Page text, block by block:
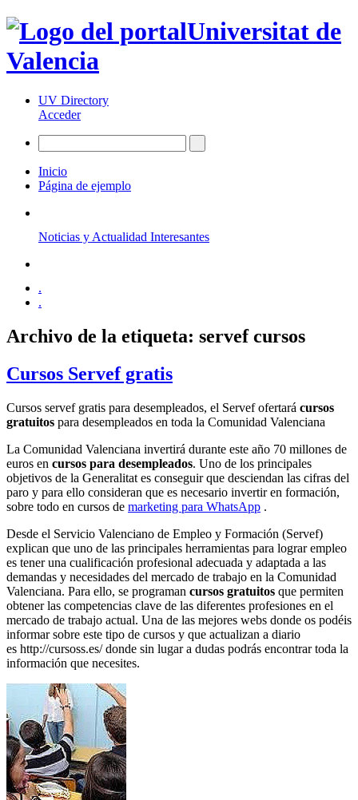
Universitat de
Valencia
UV Directory
Acceder
Inicio
Página de ejemplo
Noticias y Actualidad Interesantes
.
.
Archivo de la etiqueta: servef cursos
Cursos Servef gratis
Cursos servef gratis para desempleados, el Servef ofertará cursos
gratuitos para desempleados en toda la Comunidad Valenciana
La Comunidad Valenciana invertirá durante este año 70 millones de
euros en cursos para desempleados. Uno de los principales
objetivos de la Generalitat es conseguir que desciendan las cifras del
paro y para ello consideran que es necesario invertir en formación,
sobre todo en cursos de marketing para WhatsApp .
Desde el Servicio Valenciano de Empleo y Formación (Servef)
explican que uno de las principales herramientas para lograr empleo
es tener una cualificación profesional adecuada y adaptada a las
demandas y necesidades del mercado de trabajo en la Comunidad
Valenciana. Para ello, se programan cursos gratuitos que permiten
obtener las competencias clave de las diferentes profesiones en el
mercado de trabajo actual. Una de las mejores webs donde os podéis
informar sobre este tipo de cursos y que actualizan a diario
es http://cursoss.es/ donde sin lugar a dudas podrás encontrar toda la
información que necesites.